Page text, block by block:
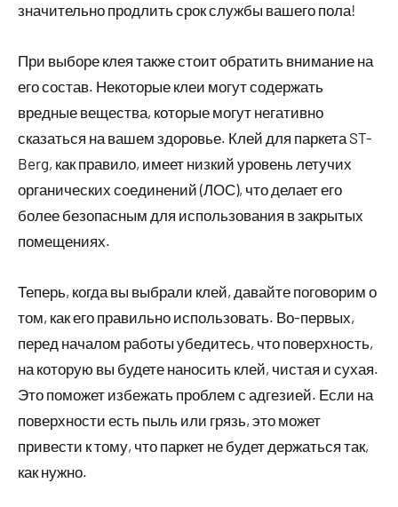
значительно продлить срок службы вашего пола!
При выборе клея также стоит обратить внимание на
его состав. Некоторые клеи могут содержать
вредные вещества, которые могут негативно
сказаться на вашем здоровье. Клей для паркета ST-
Berg, как правило, имеет низкий уровень летучих
органических соединений (ЛОС), что делает его
более безопасным для использования в закрытых
помещениях.
Теперь, когда вы выбрали клей, давайте поговорим о
том, как его правильно использовать. Во-первых,
перед началом работы убедитесь, что поверхность,
на которую вы будете наносить клей, чистая и сухая.
Это поможет избежать проблем с адгезией. Если на
поверхности есть пыль или грязь, это может
привести к тому, что паркет не будет держаться так,
как нужно.